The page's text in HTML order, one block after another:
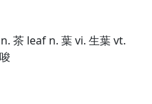
茶 leaf n. 葉 vi. 生葉 vt.